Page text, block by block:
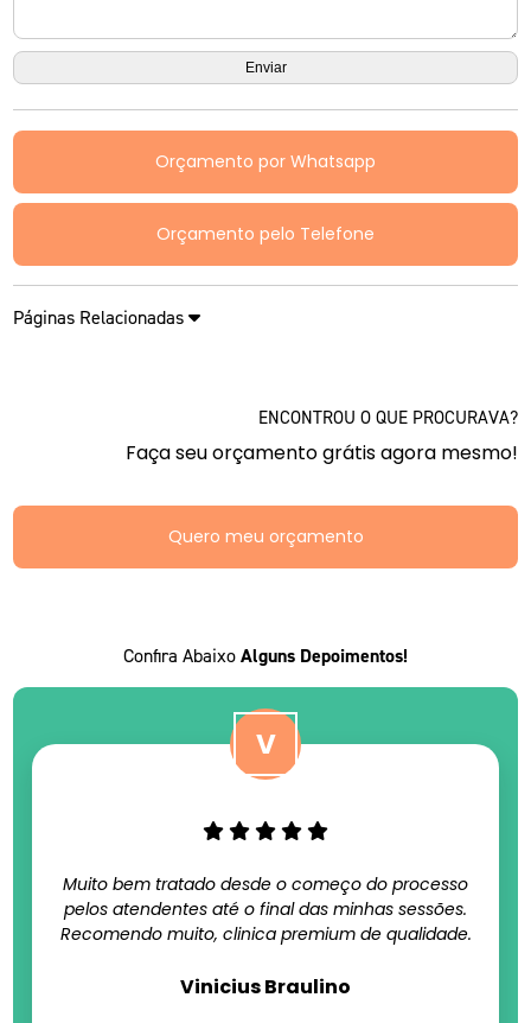
Orçamento por Whatsapp
Orçamento pelo Telefone
Páginas Relacionadas
ENCONTROU O QUE PROCURAVA?
Faça seu orçamento grátis agora mesmo!
Quero meu orçamento
Confira Abaixo Alguns Depoimentos!
Muito bem tratado desde o começo do processo
pelos atendentes até o final das minhas sessões.
Recomendo muito, clinica premium de qualidade.
Vinicius Braulino